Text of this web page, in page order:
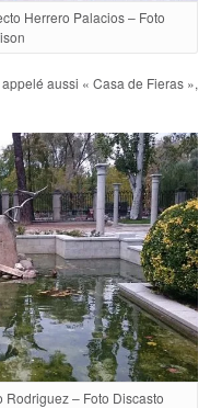
Herrero Palacios – Foto
aussi « Casa de Fieras »,
– Foto Discasto